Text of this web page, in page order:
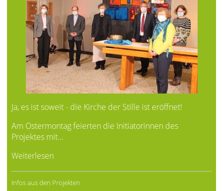
Ja, es ist soweit - die Kirche der Stille ist eröffnet!
Am Ostermontag feierten die Initiatorinnen des
Projektes mit…
Weiterlesen
Infos aus den Projekten